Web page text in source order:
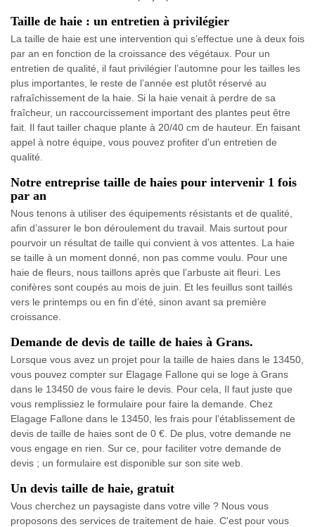
Taille de haie : un entretien à privilégier
La taille de haie est une intervention qui s’effectue une à deux fois
par an en fonction de la croissance des végétaux. Pour un
entretien de qualité, il faut privilégier l’automne pour les tailles les
plus importantes, le reste de l’année est plutôt réservé au
rafraîchissement de la haie. Si la haie venait à perdre de sa
fraîcheur, un raccourcissement important des plantes peut être
fait. Il faut tailler chaque plante à 20/40 cm de hauteur. En faisant
appel à notre équipe, vous pouvez profiter d'un entretien de
qualité.
Notre entreprise taille de haies pour intervenir 1 fois
par an
Nous tenons à utiliser des équipements résistants et de qualité,
afin d’assurer le bon déroulement du travail. Mais surtout pour
pourvoir un résultat de taille qui convient à vos attentes. La haie
se taille à un moment donné, non pas comme voulu. Pour une
haie de fleurs, nous taillons après que l’arbuste ait fleuri. Les
conifères sont coupés au mois de juin. Et les feuillus sont taillés
vers le printemps ou en fin d’été, sinon avant sa première
croissance.
Demande de devis de taille de haies à Grans.
Lorsque vous avez un projet pour la taille de haies dans le 13450,
vous pouvez compter sur Elagage Fallone qui se loge à Grans
dans le 13450 de vous faire le devis. Pour cela, Il faut juste que
vous remplissiez le formulaire pour faire la demande. Chez
Elagage Fallone dans le 13450, les frais pour l’établissement de
devis de taille de haies sont de 0 €. De plus, votre demande ne
vous engage en rien. Sur ce, pour faciliter votre demande de
devis ; un formulaire est disponible sur son site web.
Un devis taille de haie, gratuit
Vous cherchez un paysagiste dans votre ville ? Nous vous
proposons des services de traitement de haie. C'est pour vous